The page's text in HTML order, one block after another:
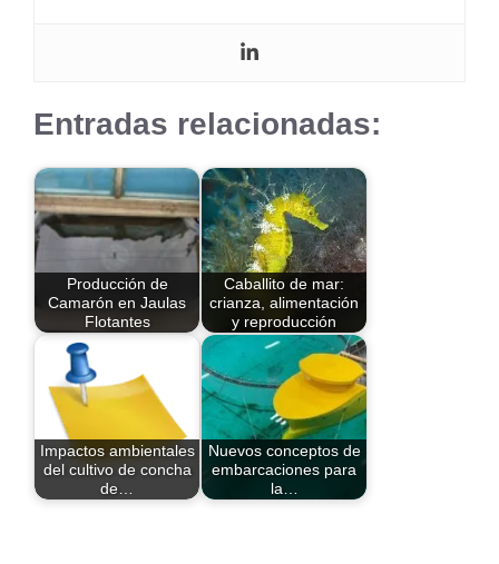
Entradas relacionadas:
Producción de
Camarón en Jaulas
Flotantes
Caballito de mar:
crianza, alimentación
y reproducción
Impactos ambientales
del cultivo de concha
de…
Nuevos conceptos de
embarcaciones para
la…